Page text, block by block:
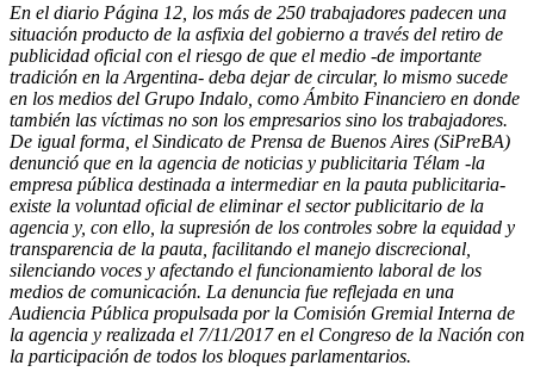
En el diario Página 12, los más de 250 trabajadores padecen una
situación producto de la asfixia del gobierno a través del retiro de
publicidad oficial con el riesgo de que el medio -de importante
tradición en la Argentina- deba dejar de circular, lo mismo sucede
en los medios del Grupo Indalo, como Ámbito Financiero en donde
también las víctimas no son los empresarios sino los trabajadores.
De igual forma, el Sindicato de Prensa de Buenos Aires (SiPreBA)
denunció que en la agencia de noticias y publicitaria Télam -la
empresa pública destinada a intermediar en la pauta publicitaria-
existe la voluntad oficial de eliminar el sector publicitario de la
agencia y, con ello, la supresión de los controles sobre la equidad y
transparencia de la pauta, facilitando el manejo discrecional,
silenciando voces y afectando el funcionamiento laboral de los
medios de comunicación. La denuncia fue reflejada en una
Audiencia Pública propulsada por la Comisión Gremial Interna de
la agencia y realizada el 7/11/2017 en el Congreso de la Nación con
la participación de todos los bloques parlamentarios.